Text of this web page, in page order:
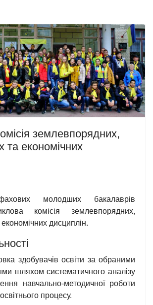
землевпорядних,
та економічних
молодших бакалаврів
комісія землевпорядних,
дисциплін.
здобувачів освіти за обраними
шляхом систематичного аналізу
навчально-методичної роботи
процесу.